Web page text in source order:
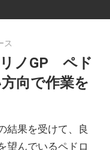
バ
ス
ノGP ペド
向で作業を
結果を受けて、良
望んでいるペドロ